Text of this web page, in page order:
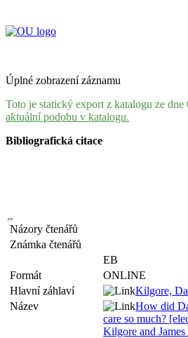
Úplné zobrazení záznamu
Toto je statický export z katalogu ze dne
aktuální podobu v katalogu.
Bibliografická citace
Názory čtenářů
Známka čtenářů
EB
Formát
ONLINE
Hlavní záhlaví
Kilgore,
Název
How did
care so much?
Kilgore and